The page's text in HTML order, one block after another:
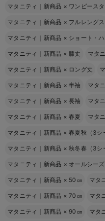
マタニティ｜新商品 × ワンピース
マタニティ｜新商品 × フルレングス
マタニティ｜新商品 × ショート・
マタニティ｜新商品 × 膝丈 マタ
マタニティ｜新商品 × ロング丈
マタニティ｜新商品 ×半袖 マタ
マタニティ｜新商品 ×長袖 マタ
マタニティ｜新商品 ×春夏 マタ
マタニティ｜新商品 ×春夏秋（3シ
マタニティ｜新商品 ×秋冬春（3シ
マタニティ｜新商品 × オールシー
マタニティ｜新商品 × 50㎝ マタ
マタニティ｜新商品 ×70㎝ マタ
マタニティ｜新商品 × 90㎝ マタ